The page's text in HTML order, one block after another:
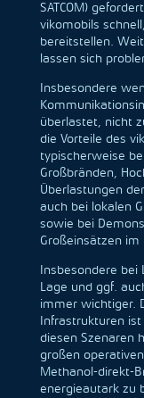
SATCOM)
vikomobils
bereitstellen.
lassen sich
Insbesondere
überlastet, nicht
die Vorteile des
typischerweise
Großbränden,
Überlastungen
auch bei lokalen
sowie bei
Großeinsätzen im
Insbesondere
Lage und ggf.
immer wichtiger.
Infrastrukturen
diesen Szenaren
großen
Methanol-direkt-
energieautark zu